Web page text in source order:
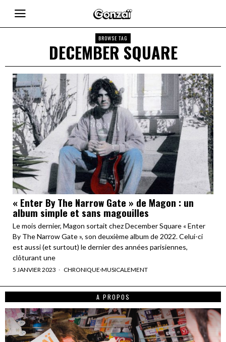
BROWSE TAG
DECEMBER SQUARE
« Enter By The Narrow Gate » de Magon : un
album simple et sans magouilles
Le mois dernier, Magon sortait chez December Square « Enter
By The Narrow Gate », son deuxième album de 2022. Celui-ci
est aussi (et surtout) le dernier des années parisiennes,
clôturant une
5 JANVIER 2023 CHRONIQUE·MUSICALEMENT
A PROPOS